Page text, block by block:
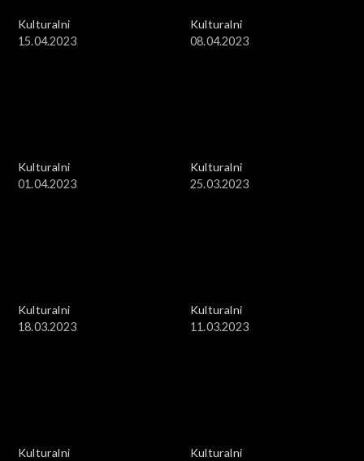
Kulturalni
15.04.2023
Kulturalni
08.04.2023
Kulturalni
01.04.2023
Kulturalni
25.03.2023
Kulturalni
18.03.2023
Kulturalni
11.03.2023
Kulturalni
Kulturalni